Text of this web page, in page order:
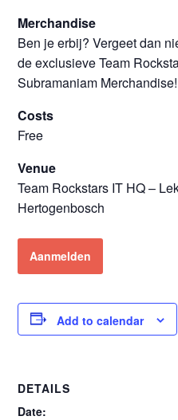
Merchandise
Ben je erbij? Vergeet dan
de exclusieve Team
Subramaniam Merchandise!
Costs
Free
Venue
Team Rockstars IT HQ –
Hertogenbosch
Aanmelden
Add to calendar
DETAILS
Date: